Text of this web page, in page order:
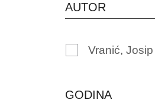
AUTOR
Vranić, Josip
GODINA